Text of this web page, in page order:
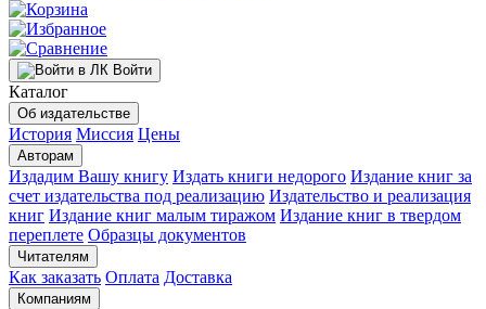
Войти
Каталог
Об издательстве
История Миссия Цены
Авторам
Издадим Вашу книгу Издать книги недорого Издание книг за
счет издательства под реализацию Издательство и реализация
книг Издание книг малым тиражом Издание книг в твердом
переплете Образцы документов
Читателям
Как заказать Оплата Доставка
Компаниям